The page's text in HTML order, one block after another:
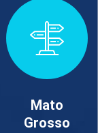
Mato
Grosso